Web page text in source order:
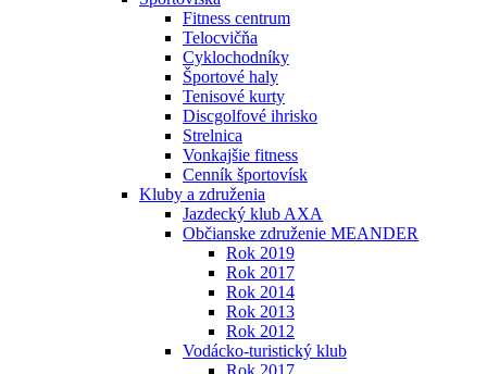
Fitness centrum
Telocvičňa
Cyklochodníky
Športové haly
Tenisové kurty
Discgolfové ihrisko
Strelnica
Vonkajšie fitness
Cenník športovísk
Kluby a združenia
Jazdecký klub AXA
Občianske združenie MEANDER
Rok 2019
Rok 2017
Rok 2014
Rok 2013
Rok 2012
Vodácko-turistický klub
Rok 2017